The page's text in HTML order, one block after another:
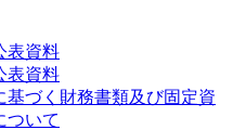
表資料
表資料
基づく財務書類及び固定資
ついて